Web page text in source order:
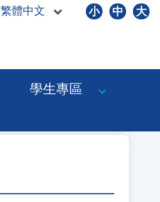
繁體中文 小 中 大
學生專區